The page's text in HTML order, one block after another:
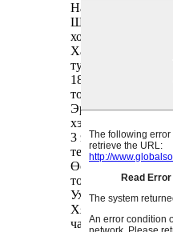
Нарийхан,
Шууд
хослол
Хамгийн
туршлага
18.5 см
тогоонд тохирох
Эргономик
хэрэглэгчийн
3 эзэлхүүнтэй
температурын
Өөр өөр
тохирох
Ухаалаг эрчим
Хязгааргүй
чанартай усны